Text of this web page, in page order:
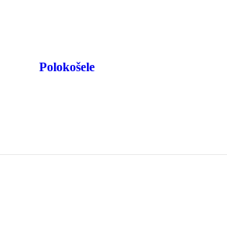
Polokošele